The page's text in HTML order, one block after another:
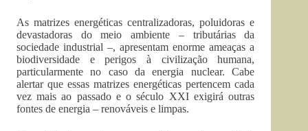
As matrizes energéticas centralizadoras, poluidoras e
devastadoras do meio ambiente – tributárias da
sociedade industrial –, apresentam enorme ameaças a
biodiversidade e perigos à civilização humana,
particularmente no caso da energia nuclear. Cabe
alertar que essas matrizes energéticas pertencem cada
vez mais ao passado e o século XXI exigirá outras
fontes de energia – renováveis e limpas.